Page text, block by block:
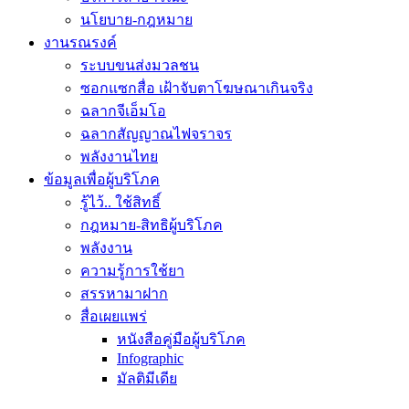
นโยบาย-กฎหมาย
งานรณรงค์
ระบบขนส่งมวลชน
ซอกแซกสื่อ เฝ้าจับตาโฆษณาเกินจริง
ฉลากจีเอ็มโอ
ฉลากสัญญาณไฟจราจร
พลังงานไทย
ข้อมูลเพื่อผู้บริโภค
รู้ไว้.. ใช้สิทธิ์
กฎหมาย-สิทธิผู้บริโภค
พลังงาน
ความรู้การใช้ยา
สรรหามาฝาก
สื่อเผยแพร่
หนังสือคู่มือผู้บริโภค
Infographic
มัลติมีเดีย